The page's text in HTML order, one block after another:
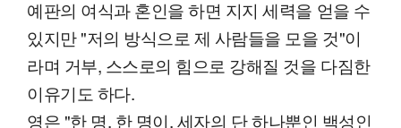
예판의 여식과 혼인을 하면 지지 세력을 얻을 수
있지만 "저의 방식으로 제 사람들을 모을 것"이
라며 거부, 스스로의 힘으로 강해질 것을 다짐한
이유기도 하다.
영은 "한 명, 한 명이, 세자의 단 하나뿐인 백성인